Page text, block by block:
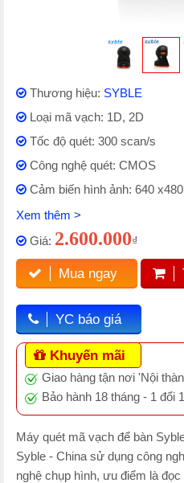
Thương hiệu: SYBLE
Loại mã vạch: 1D, 2D
Tốc độ quét: 300 scan/s
Công nghệ quét: CMOS
Cảm biến hình ảnh: 640
Xem thêm >
Giá: 2.600.000₫
Mua ngay
YC báo giá
Khuyến mãi
Giao hàng tận nơi 'Nội
Bảo hành 18 tháng - 1 đổi
Máy quét mã vạch để bàn
Syble - China sử dụng công
nghệ chụp hình, ưu điểm là